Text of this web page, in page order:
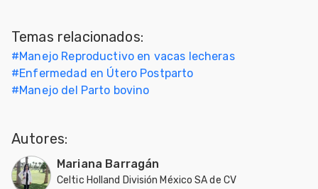
Temas relacionados:
#Manejo Reproductivo en vacas lecheras
#Enfermedad en Útero Postparto
#Manejo del Parto bovino
Autores:
Mariana Barragán
Celtic Holland División México SA de CV